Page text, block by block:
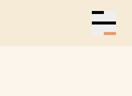
Open